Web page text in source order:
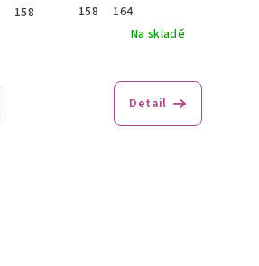
158
158
164
Na skladě
Detail